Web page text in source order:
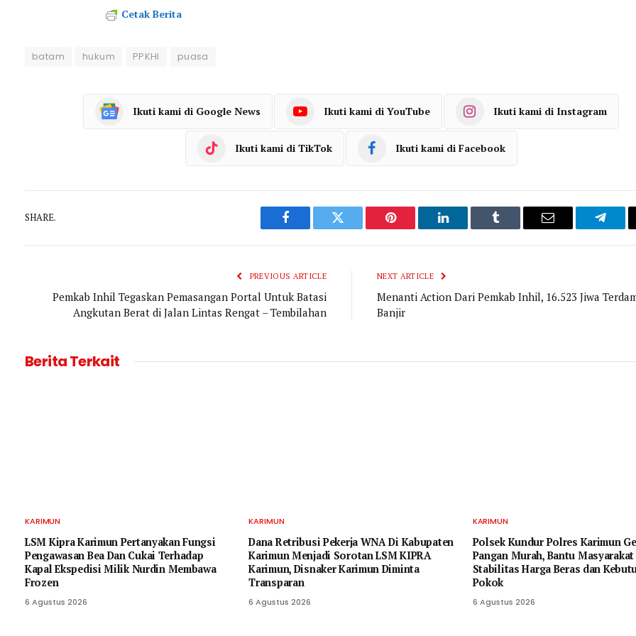
Cetak Berita
batam hukum PPKHI puasa
Ikuti kami di Google News Ikuti kami di YouTube Ikuti kami di Instagram
Ikuti kami di TikTok Ikuti kami di Facebook
SHARE.
Facebook Twitter Pinterest LinkedIn Tumblr Email
PREVIOUS ARTICLE
Pemkab Inhil Tegaskan Pemasangan Portal Untuk Batasi
Angkutan Berat di Jalan Lintas Rengat – Tembilahan
NEXT ARTICLE
Menanti Action Dari Pemkab Inhil, 16.523 Jiwa
Banjir
Berita Terkait
KARIMUN
LSM Kipra Karimun Pertanyakan Fungsi
Pengawasan Bea Dan Cukai Terhadap
Kapal Ekspedisi Milik Nurdin Membawa
Frozen
6 Agustus 2026
KARIMUN
Dana Retribusi Pekerja WNA Di Kabupaten
Karimun Menjadi Sorotan LSM KIPRA
Karimun, Disnaker Karimun Diminta
Transparan
6 Agustus 2026
KARIMUN
Polsek Kundur Polres Karimun
Pangan Murah, Bantu Masyarakat
Stabilitas Harga Beras dan
Pokok
6 Agustus 2026